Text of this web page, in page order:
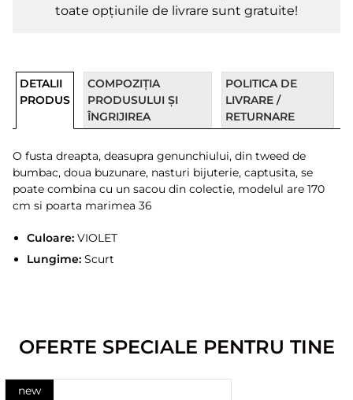
toate opțiunile de livrare sunt gratuite!
DETALII
PRODUS
COMPOZIȚIA
PRODUSULUI ȘI
ÎNGRIJIREA
POLITICA DE
LIVRARE /
RETURNARE
O fusta dreapta, deasupra genunchiului, din tweed de
bumbac, doua buzunare, nasturi bijuterie, captusita, se
poate combina cu un sacou din colectie, modelul are 170
cm si poarta marimea 36
Culoare:VIOLET
Lungime:Scurt
OFERTE SPECIALE PENTRU TINE
new